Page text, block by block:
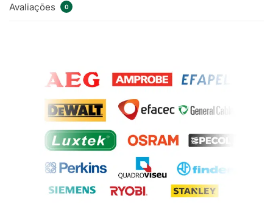
Avaliações 0